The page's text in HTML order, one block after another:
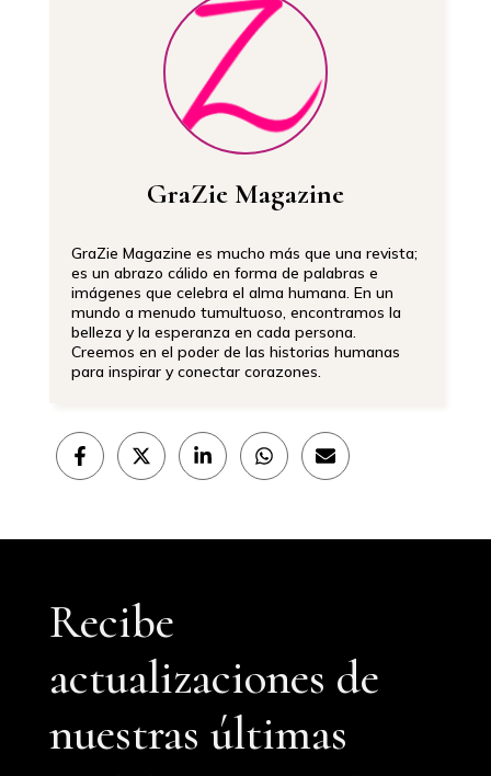
GraZie Magazine
GraZie Magazine es mucho más que una revista;
es un abrazo cálido en forma de palabras e
imágenes que celebra el alma humana. En un
mundo a menudo tumultuoso, encontramos la
belleza y la esperanza en cada persona.
Creemos en el poder de las historias humanas
para inspirar y conectar corazones.
Compartir
en
Compartir
en
Compartir
en
Compartir
en
Compartir
en
Recibe
actualizaciones de
nuestras últimas